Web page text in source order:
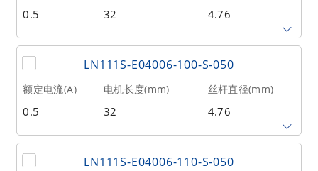
相数 转子惯量(g•cm²) 重量(kg)
2 9 0.1
0.5 32 4.76
丝杆导程(mm) 丝杆长度(mm) 额定推力(N
@300RPM)
相数 转子惯量(g•cm²) 重量(kg)
2 9 0.1
LN111S-E04006-100-S-050
额定电流(A) 电机长度(mm) 丝杆直径(mm)
0.5 32 4.76
丝杆导程(mm) 丝杆长度(mm) 额定推力(N
@300RPM)
LN111S-E04006-110-S-050